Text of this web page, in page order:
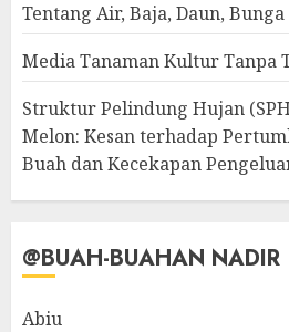
Tentang Air, Baja, Daun,
Media Tanaman Kultur Tanpa
Struktur Pelindung Hujan
Melon: Kesan terhadap
Buah dan Kecekapan
@BUAH-BUAHAN NADIR
Abiu